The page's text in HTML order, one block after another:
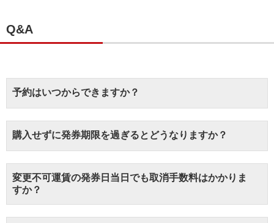
Q&A
予約はいつからできますか？
購入せずに発券期限を過ぎるとどうなりますか？
変更不可運賃の発券日当日でも取消手数料はかかりま
すか？